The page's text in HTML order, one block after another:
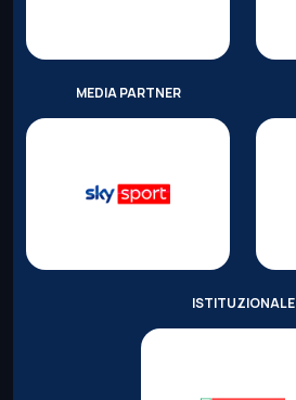
MEDIA PARTNER
ISTITUZIONALE